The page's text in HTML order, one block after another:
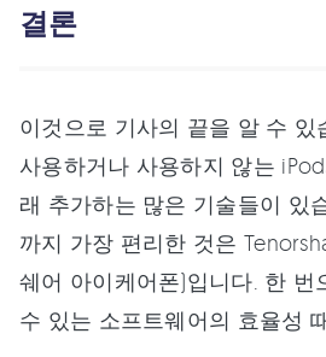
결론
이것으로 기사의 끝을 알 수 있
사용하거나 사용하지 않는
래 추가하는 많은 기술들이 있
까지 가장 편리한 것은
쉐어 아이케어폰)입니다. 한 번
수 있는 소프트웨어의 효율성